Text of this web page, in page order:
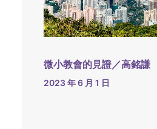
微小教會的見證／高銘謙
2023 年 6 月 1 日